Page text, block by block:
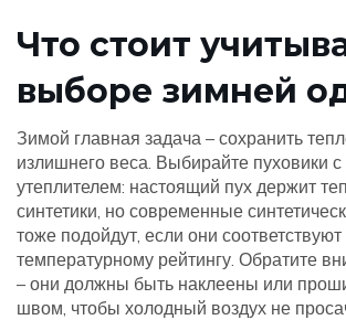
Что стоит
выборе зимней
Зимой главная задача – сохранить
излишнего веса. Выбирайте пуховики
утеплителем: настоящий пух держит
синтетики, но современные
тоже подойдут, если они соответствуют
температурному рейтингу. Обратите
– они должны быть наклеены или
швом, чтобы холодный воздух не